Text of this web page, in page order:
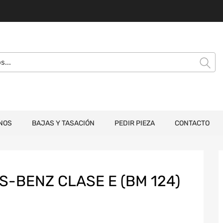
BAJAS Y TASACIÓN PEDIR PIEZA CONTACTO
BENZ CLASE E (BM 124)